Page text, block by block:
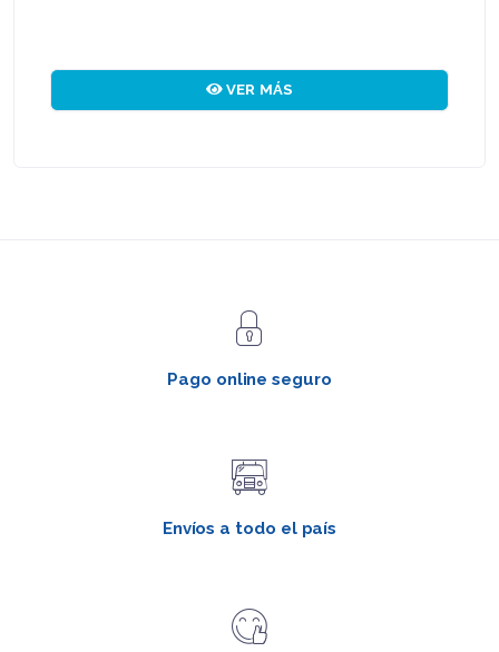
VER MÁS
Pago online seguro
Envíos a todo el país